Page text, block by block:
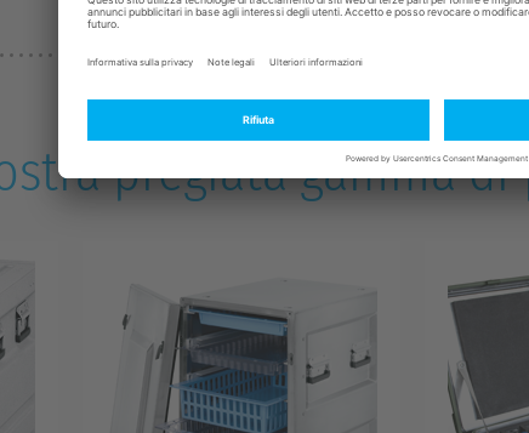
pregiata gamma